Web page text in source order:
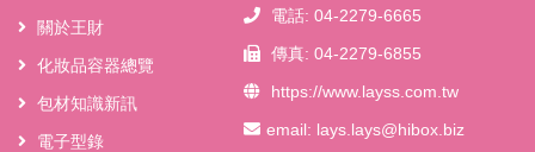
關於王財
化妝品容器總覽
包材知識新訊
電子型錄
電話: 04-2279-6665
傳真: 04-2279-6855
https://www.layss.com.tw
email: lays.lays@hibox.biz